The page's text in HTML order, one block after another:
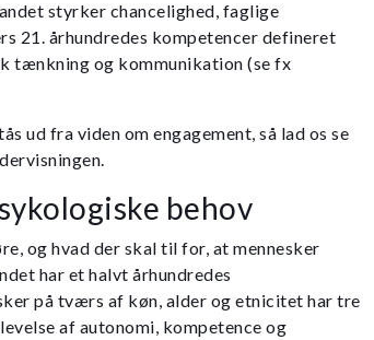
styrker chancelighed, faglige
21. århundredes kompetencer defineret
tænkning og kommunikation (se fx
ud fra viden om engagement, så lad os se
behov
og hvad der skal til for, at mennesker
har et halvt århundredes
på tværs af køn, alder og etnicitet har tre
af autonomi, kompetence og